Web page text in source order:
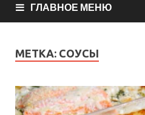
ГЛАВНОЕ МЕНЮ
МЕТКА: СОУСЫ